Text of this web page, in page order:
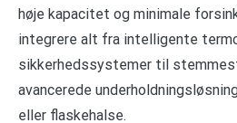
høje kapacitet og minimale
integrere alt fra intelligente
sikkerhedssystemer til
avancerede
eller flaskehalse.